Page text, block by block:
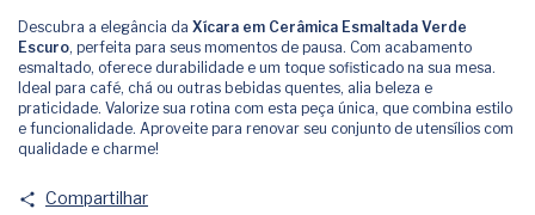
Descubra a elegância da Xícara em Cerâmica Esmaltada Verde
Escuro, perfeita para seus momentos de pausa. Com acabamento
esmaltado, oferece durabilidade e um toque sofisticado na sua mesa.
Ideal para café, chá ou outras bebidas quentes, alia beleza e
praticidade. Valorize sua rotina com esta peça única, que combina estilo
e funcionalidade. Aproveite para renovar seu conjunto de utensílios com
qualidade e charme!
Compartilhar